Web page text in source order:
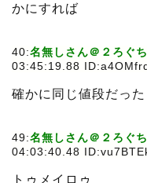
かにすれば
40:名無しさん＠２ろぐ
03:45:19.88
確かに同じ値段だっ
49:名無しさん＠２ろぐ
04:03:40.48
トゥメイロゥ